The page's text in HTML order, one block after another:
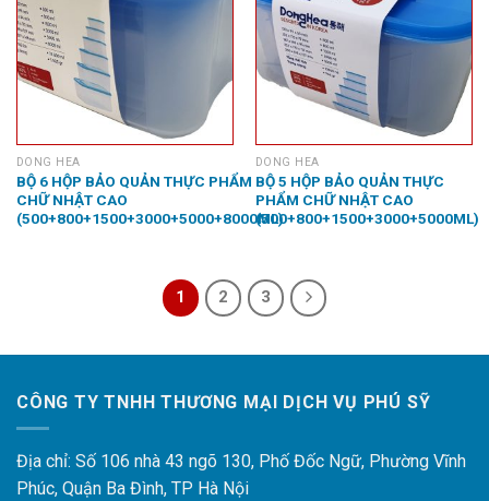
DONG HEA
BỘ 6 HỘP BẢO QUẢN THỰC PHẨM
CHỮ NHẬT CAO
(500+800+1500+3000+5000+8000ML)
DONG HEA
BỘ 5 HỘP BẢO QUẢN THỰC
PHẨM CHỮ NHẬT CAO
(500+800+1500+3000+5000ML)
1 2 3
CÔNG TY TNHH THƯƠNG MẠI DỊCH VỤ PHÚ SỸ
Địa chỉ: Số 106 nhà 43 ngõ 130, Phố Đốc Ngữ, Phường Vĩnh
Phúc, Quận Ba Đình, TP Hà Nội